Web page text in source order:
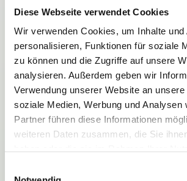
Diese Webseite verwendet Cookies
Wir verwenden Cookies, um Inhalte und
personalisieren, Funktionen für soziale
zu können und die Zugriffe auf unsere
analysieren. Außerdem geben wir
Verwendung unserer Website an
soziale Medien, Werbung und Analysen
Partner führen diese Informationen
weiteren Daten zusammen, die Sie
der lichtdurchflutete Wohnbereich
zum Garten. Nur wenige Schritte
Ihrer grünen Oase. Ein Grund
Bungalow 110seit mehreren
beliebteste Bungalow von Town &
ist.
Auch wenn beim Bungalow in
„Älter werden“ gedacht wird, steht
Walmdach beim Bungalow hebt